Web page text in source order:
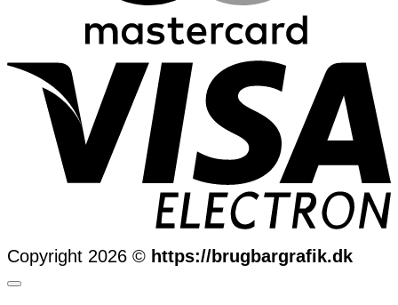
Copyright 2026 © https://brugbargrafik.dk